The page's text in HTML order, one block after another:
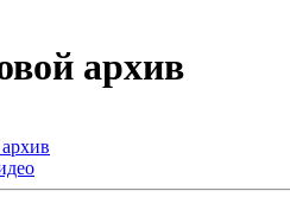
архив